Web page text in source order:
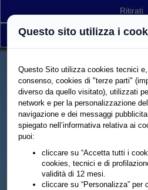
Ritirati
Torna a
Questo sito utilizza i
Questo Sito utilizza cookies tecnici
consenso, cookies di "terze parti"
diverso da quello visitato), utilizzati
network e per la personalizzazione
navigazione e dei messaggi
spiegato nell’informativa relativa ai
puoi:
cliccare su “Accetta tutti i
cookies, tecnici e di
validità di 12 mesi.
cliccare su “Personalizza” per